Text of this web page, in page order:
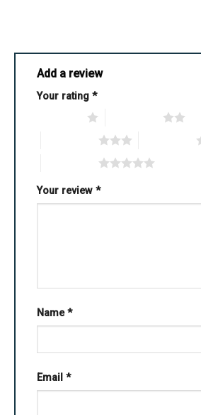
Add a review
Your rating *
Your review *
Name*
Email *